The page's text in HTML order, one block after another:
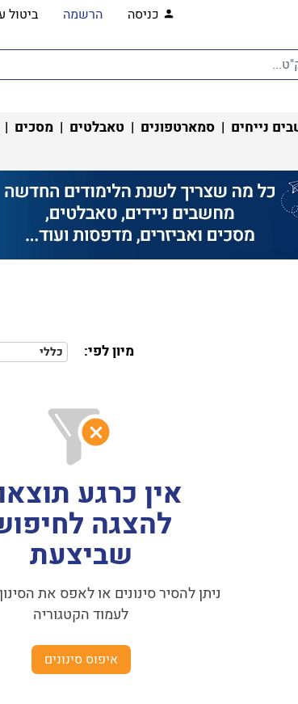
כניסה הרשמה ביטול
נייחים | סמארטפונים | טאבלטים | מסכים |
מיון לפי: כללי
אין כרגע
להצגה
שביצעת
ניתן להסיר סינונים או לאפס את
לעמוד הקטגוריה
איפוס סינונים